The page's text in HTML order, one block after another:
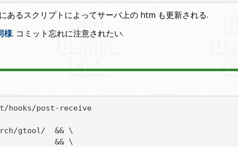
あるスクリプトによってサーバ上の htm も更新される.
様. コミット忘れに注意されたい.
hooks/post-receive
gtool/  && \
&& \